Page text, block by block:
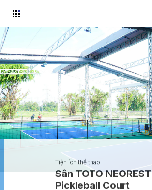
09 Tiện ích thể thao
Sân TOTO NEOREST
Pickleball Court